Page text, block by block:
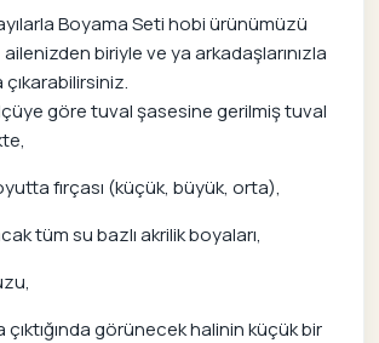
Boyama Seti hobi ürünümüzü
ailenizden biriyle ve ya arkadaşlarınızla
göre tuval şasesine gerilmiş tuval
fırçası (küçük, büyük, orta),
tüm su bazlı akrilik boyaları,
görünecek halinin küçük bir